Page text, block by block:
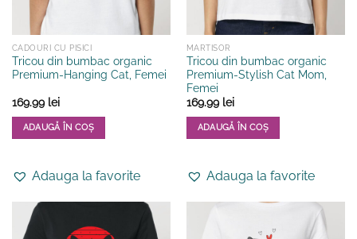
produsului.
pagina
produsului.
CADOURI CU PISICI
Tricou din bumbac organic
Premium-Hanging Cat, Femei
169.99 lei
ADAUGĂ ÎN COȘ
are
multe
variații.
Adauga la favorite
MARTISOR
Tricou din bumbac organic
Premium-Stylish Cat Mom,
Femei
169.99 lei
ADAUGĂ ÎN COȘ
are Adauga la favorite